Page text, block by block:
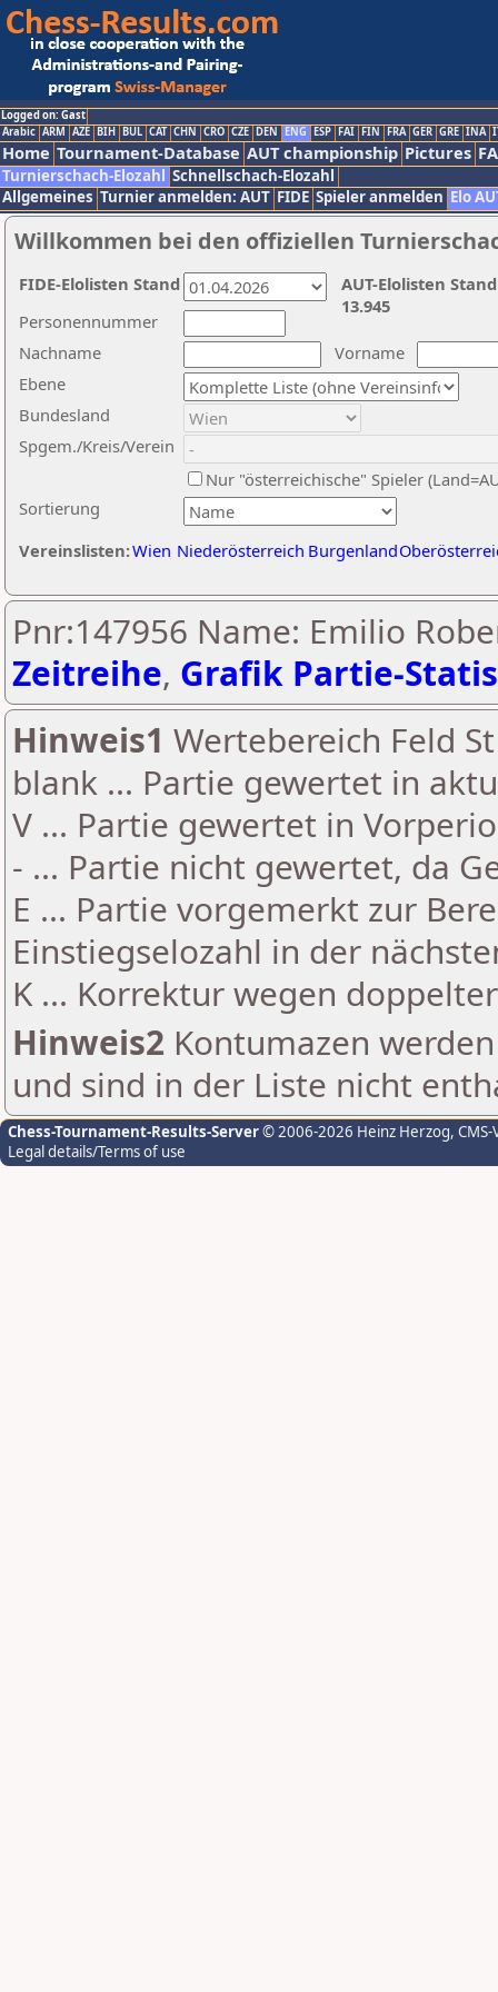
Logged on: Gast
Arabic ARM AZE BIH BUL CAT CHN CRO CZE DEN ENG ESP FAI FIN FRA GER GRE INA
Home Tournament-Database AUT championship Pictures
Turnierschach-Elozahl Schnellschach-Elozahl
Allgemeines Turnier anmelden: AUT FIDE Spieler anmelden Elo
Willkommen bei den offiziellen
Nachname
Vorname
Ebene
Sortierung
Personennummer
Bundesland
Spgem./Kreis/Verein
Nur "österreichische" Spieler
Vereinslisten:Wien Niederösterreich Burgenland
AUT-Elolisten
13.945
FIDE-Elolisten Stand
Pnr:147956 Name: Emilio
Zeitreihe, Grafik Partie-
Hinweis1 Wertebereich Feld
blank ... Partie gewertet in
V ... Partie gewertet in
- ... Partie nicht gewertet, da
E ... Partie vorgemerkt zur
Einstiegselozahl in der
K ... Korrektur wegen
Hinweis2 Kontumazen
und sind in der Liste nicht
Chess-Tournament-Results-Server© 2006-2026 Heinz Herzog,
Legal details/Terms of use